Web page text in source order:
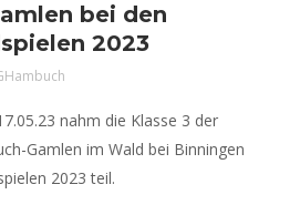
bei den
2023
nahm die Klasse 3 der
Gamlen im Wald bei Binningen
2023 teil.